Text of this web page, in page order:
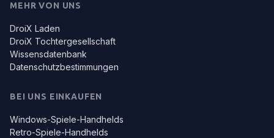
MEHR VON UNS
DroiX Laden
DroiX Tochtergesellschaft
Wissensdatenbank
Datenschutzbestimmungen
BEI UNS EINKAUFEN
Windows-Spiele-Handhelds
Retro-Spiele-Handhelds